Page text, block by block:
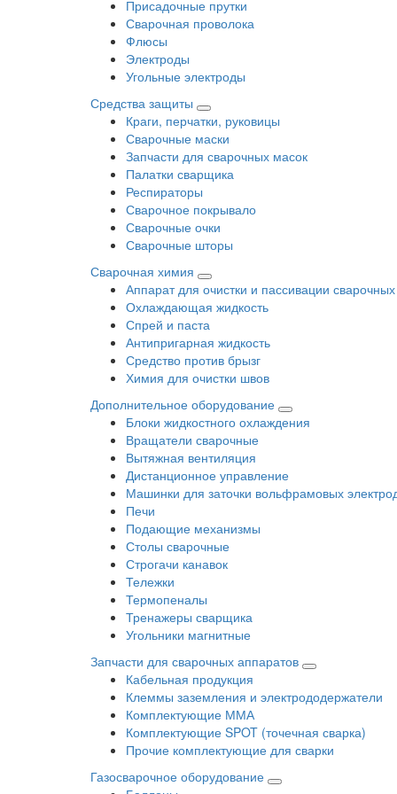
Присадочные прутки
Сварочная проволока
Флюсы
Электроды
Угольные электроды
Средства защиты
Краги, перчатки, руковицы
Сварочные маски
Запчасти для сварочных масок
Палатки сварщика
Респираторы
Сварочное покрывало
Сварочные очки
Сварочные шторы
Сварочная химия
Аппарат для очистки и пассивации
Охлаждающая жидкость
Спрей и паста
Антипригарная жидкость
Средство против брызг
Химия для очистки швов
Дополнительное оборудование
Блоки жидкостного охлаждения
Вращатели сварочные
Вытяжная вентиляция
Дистанционное управление
Машинки для заточки вольфрамовых
Печи
Подающие механизмы
Столы сварочные
Строгачи канавок
Тележки
Термопеналы
Тренажеры сварщика
Угольники магнитные
Запчасти для сварочных аппаратов
Кабельная продукция
Клеммы заземления и электрододержатели
Комплектующие ММА
Комплектующие SPOT (точечная сварка)
Прочие комплектующие для сварки
Газосварочное оборудование